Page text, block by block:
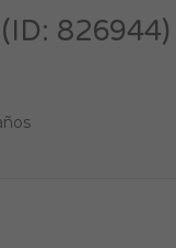
826944)